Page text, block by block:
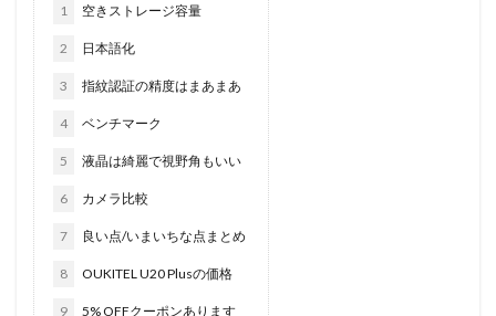
1 空きストレージ容量
2 日本語化
3 指紋認証の精度はまあまあ
4 ベンチマーク
5 液晶は綺麗で視野角もいい
6 カメラ比較
7 良い点/いまいちな点まとめ
8 OUKITEL U20 Plusの価格
9 5% OFFクーポンあります